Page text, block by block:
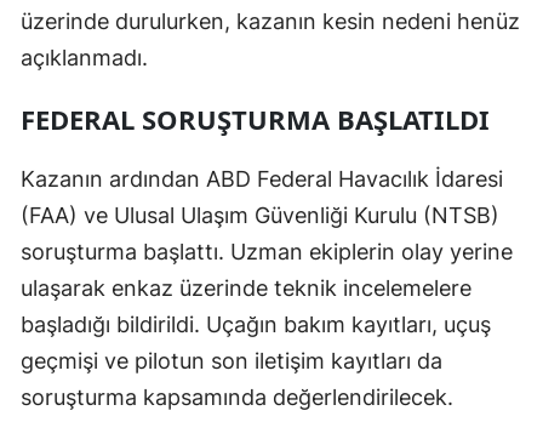
üzerinde durulurken, kazanın kesin nedeni henüz
açıklanmadı.
FEDERAL SORUŞTURMA BAŞLATILDI
Kazanın ardından ABD Federal Havacılık İdaresi
(FAA) ve Ulusal Ulaşım Güvenliği Kurulu (NTSB)
soruşturma başlattı. Uzman ekiplerin olay yerine
ulaşarak enkaz üzerinde teknik incelemelere
başladığı bildirildi. Uçağın bakım kayıtları, uçuş
geçmişi ve pilotun son iletişim kayıtları da
soruşturma kapsamında değerlendirilecek.